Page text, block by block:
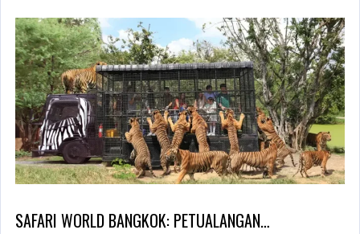
SAFARI WORLD BANGKOK: PETUALANGAN…